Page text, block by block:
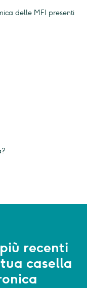
delle MFI presenti
recenti
casella